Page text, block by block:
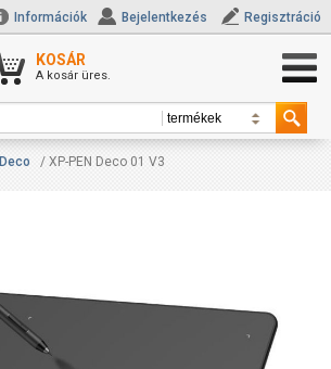
Információk Bejelentkezés Regisztráció
KOSÁR
A kosár üres.
Deco / XP-PEN Deco 01 V3